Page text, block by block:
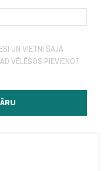
UN VIETNI ŠAJĀ
VĒLĒŠOS PIEVIENOT